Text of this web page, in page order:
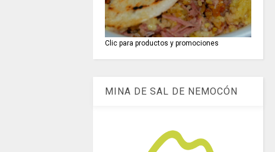
Clic para productos y promociones
MINA DE SAL DE NEMOCÓN